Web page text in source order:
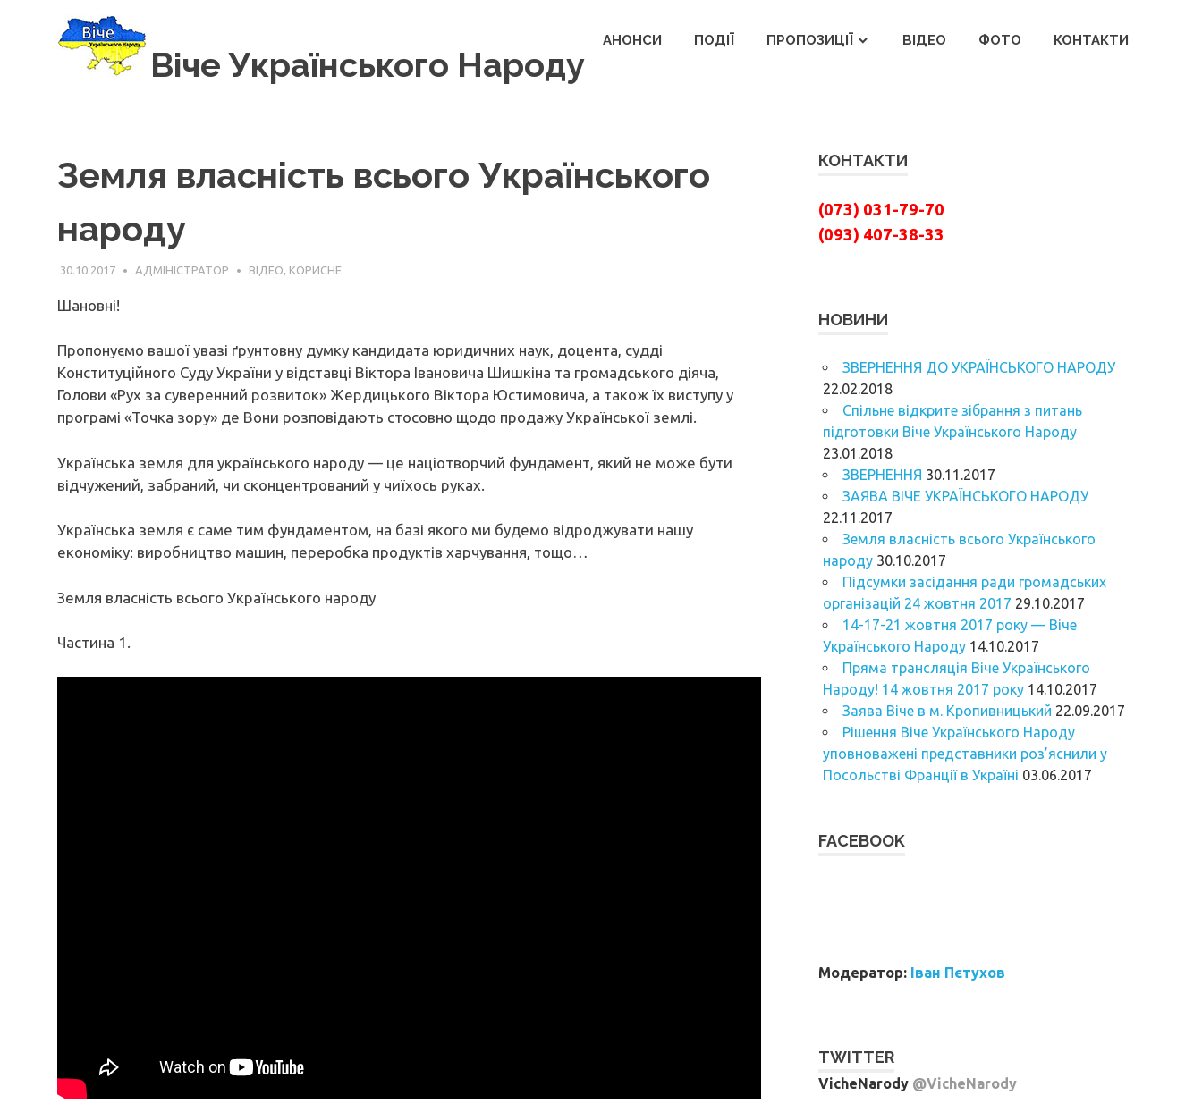
Віче Українського Народу
АНОНСИ ПОДІЇ ПРОПОЗИЦІЇ ВІДЕО ФОТО КОНТАКТИ
Земля власність всього Українського
народу
30.10.2017 АДМІНІСТРАТОР ВІДЕО КОРИСНЕ
Шановні!
Пропонуємо вашої увазі ґрунтовну думку кандидата юридичних наук, доцента, судді
Конституційного Суду України у відставці Віктора Івановича Шишкіна та громадського діяча,
Голови «Рух за суверенний розвиток» Жердицького Віктора Юстимовича, а також їх виступу у
програмі «Точка зору» де Вони розповідають стосовно щодо продажу Української землі.
Українська земля для українського народу — це націотворчий фундамент, який не може бути
відчужений, забраний, чи сконцентрований у чиїхось руках.
Українська земля є саме тим фундаментом, на базі якого ми будемо відроджувати нашу
економіку: виробництво машин, переробка продуктів харчування, тощо…
Земля власність всього Українського народу
Частина 1.
КОНТАКТИ
(073) 031-79-70
(093) 407-38-33
НОВИНИ
ЗВЕРНЕННЯ ДО УКРАЇНСЬКОГО НАРОДУ
22.02.2018
Спільне відкрите зібрання з питань
підготовки Віче Українського Народу
23.01.2018
ЗВЕРНЕННЯ 30.11.2017
ЗАЯВА ВІЧЕ УКРАЇНСЬКОГО НАРОДУ
22.11.2017
Земля власність всього Українського
народу 30.10.2017
Підсумки засідання ради громадських
організацій 24 жовтня 2017 29.10.2017
14-17-21 жовтня 2017 року — Віче
Українського Народу 14.10.2017
Пряма трансляція Віче Українського
Народу! 14 жовтня 2017 року 14.10.2017
Заява Віче в м. Кропивницький 22.09.2017
Рішення Віче Українського Народу
уповноважені представники роз’яснили у
Посольстві Франції в Україні 03.06.2017
FACEBOOK
Модератор: Іван Пєтухов
TWITTER
VicheNarody @VicheNarody